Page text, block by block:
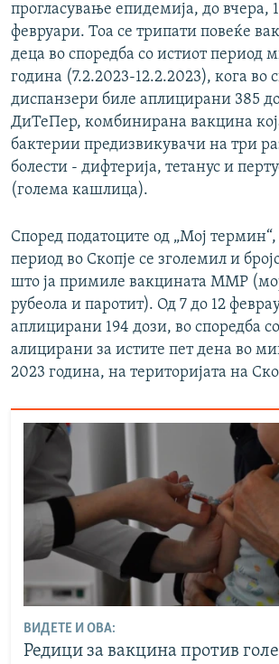
прогласување епидемија, до вчера,
февруари. Тоа се трипати повеќе
деца во споредба со истиот период
година (7.2.2023-12.2.2023), кога во
диспанзери биле аплицирани 385
ДиТеПер, комбинирана вакцина
бактерии предизвикувачи на три
болести - дифтерија, тетанус и
(голема кашлица).
Според податоците од „Мој термин“,
период во Скопје се зголемил и
што ја примиле вакцината ММР
рубеола и паротит). Од 7 до 12
аплицирани 194 дози, во споредба
алицирани за истите пет дена во
2023 година, на територијата на
ВИДЕТЕ И ОВА:
Редици за вакцина против